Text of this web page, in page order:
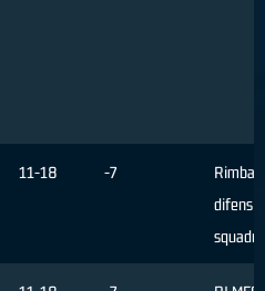
11-18 -7
squadra